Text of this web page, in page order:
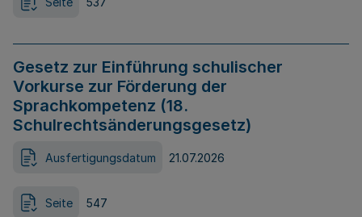
Gesetz zur Einführung schulischer
Vorkurse zur Förderung der
Sprachkompetenz (18.
Schulrechtsänderungsgesetz)
Ausfertigungsdatum 21.07.2026
Seite 547